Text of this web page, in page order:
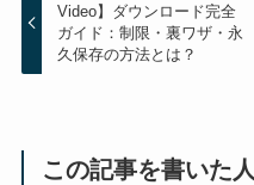
Video】ダウンロード完全
ガイド：制限・裏ワザ・永
久保存の方法とは？
この記事を書いた人